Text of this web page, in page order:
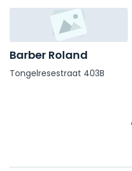
Barber Roland
Tongelresestraat 403B